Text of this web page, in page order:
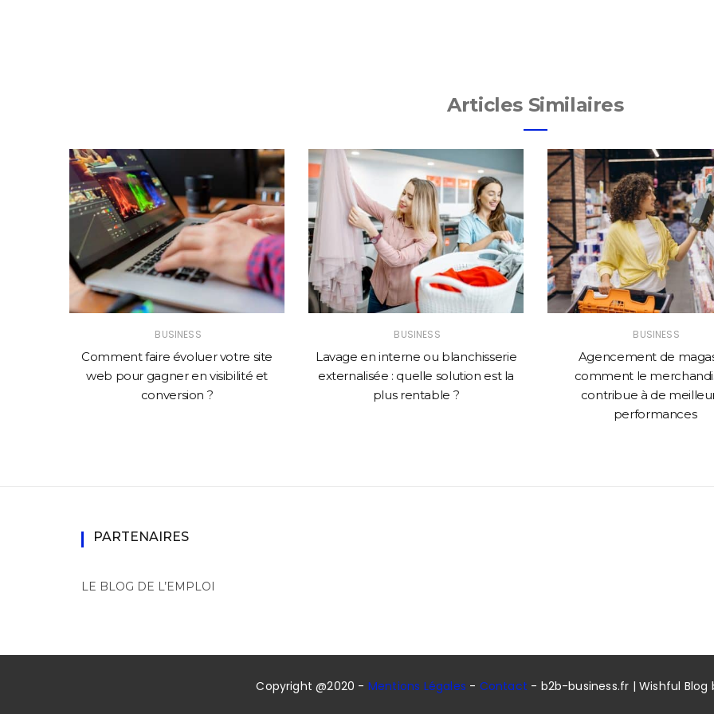
Articles Similaires
BUSINESS
Comment faire évoluer votre site
web pour gagner en visibilité et
conversion ?
BUSINESS
Lavage en interne ou blanchisserie
externalisée : quelle solution est la
plus rentable ?
BUSINESS
Agencement de
comment le
contribue à de
performances
PARTENAIRES
LE BLOG DE L’EMPLOI
Copyright @2020 - Mentions Légales - Contact - b2b-business.fr | Wishful Blog